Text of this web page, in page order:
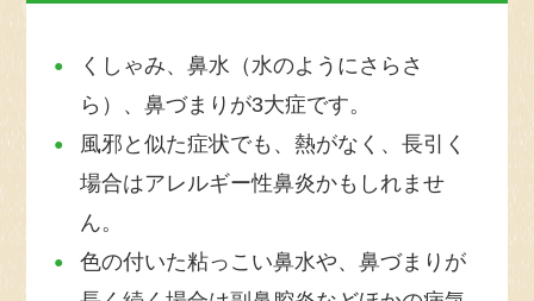
アレルギー性結膜炎
アレルギー性鼻炎
じんましん
アレルギーって何？
医療従事者教育関係者向け
くしゃみ、鼻水（水のようにさらさ
ら）、鼻づまりが3大症です。
風邪と似た症状でも、熱がなく、長引く
場合はアレルギー性鼻炎かもしれませ
ん。
色の付いた粘っこい鼻水や、鼻づまりが